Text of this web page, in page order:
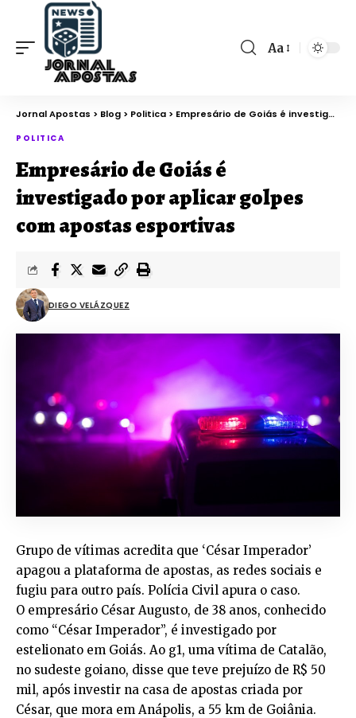
Aa
Jornal Apostas > Blog > Politica > Empresário de Goiás é investigado por aplicar golpes com apostas esportivas
POLITICA
Empresário de Goiás é
investigado por aplicar golpes
com apostas esportivas
DIEGO VELÁZQUEZ
Grupo de vítimas acredita que ‘César Imperador’
apagou a plataforma de apostas, as redes sociais e
fugiu para outro país. Polícia Civil apura o caso.
O empresário César Augusto, de 38 anos, conhecido
como “César Imperador”, é investigado por
estelionato em Goiás. Ao g1, uma vítima de Catalão,
no sudeste goiano, disse que teve prejuízo de R$ 50
mil, após investir na casa de apostas criada por
César, que mora em Anápolis, a 55 km de Goiânia.